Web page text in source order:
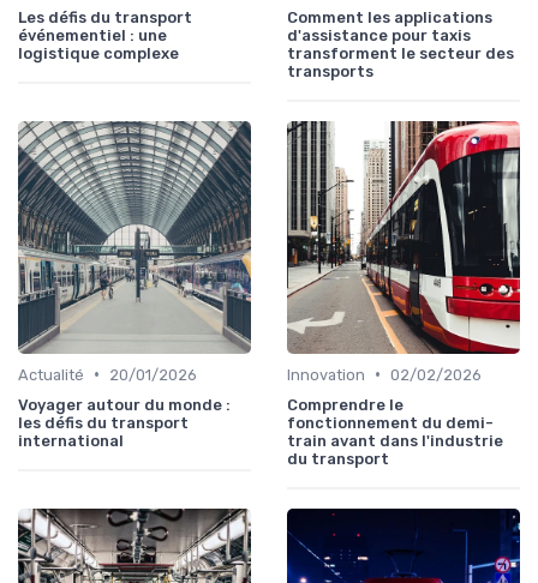
Les défis du transport
événementiel : une
logistique complexe
Comment les applications
d'assistance pour taxis
transforment le secteur des
transports
Actualité •
20/01/2026
Voyager autour du monde :
les défis du transport
international
Innovation • 02/02/2026
Comprendre le
fonctionnement du demi-
train avant dans l'industrie
du transport